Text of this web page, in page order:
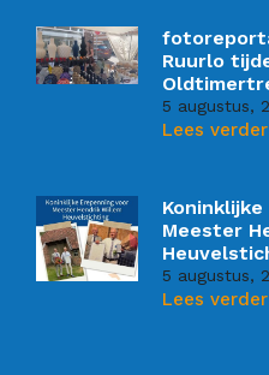
Ruurlo
5 augustus,
Lees
Meester
5 augustus,
Lees